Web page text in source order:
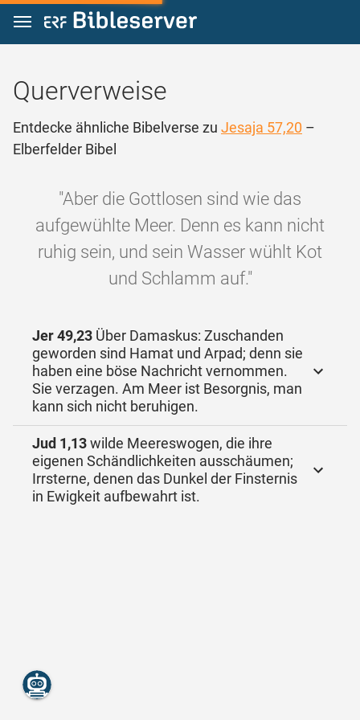
Zum Inhalt springen
Querverweise
Entdecke ähnliche Bibelverse zu Jesaja 57,20 –
Elberfelder Bibel
"Aber die Gottlosen sind wie das
aufgewühlte Meer. Denn es kann nicht
ruhig sein, und sein Wasser wühlt Kot
und Schlamm auf."
Jer 49,23 Über Damaskus: Zuschanden
geworden sind Hamat und Arpad; denn sie
haben eine böse Nachricht vernommen.
Sie verzagen. Am Meer ist Besorgnis, man
kann sich nicht beruhigen.
Jud 1,13wilde Meereswogen, die ihre
eigenen Schändlichkeiten ausschäumen;
Irrsterne, denen das Dunkel der Finsternis
in Ewigkeit aufbewahrt ist.